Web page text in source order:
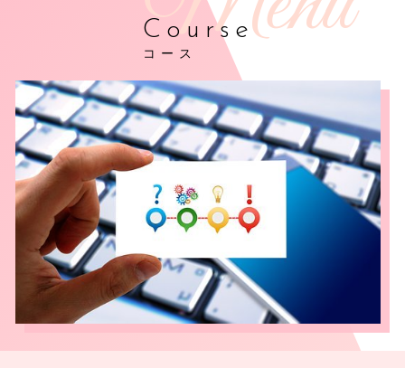
Course
コース